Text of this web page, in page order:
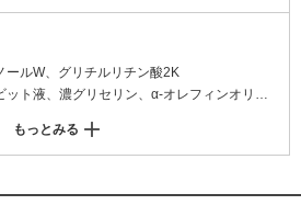
ールW、グリチルリチン酸2K
ット液、濃グリセリン、α-オレフィンオリゴ
コン、水添大豆リン脂質、PEG(120)、ジグリ
モツケエキス、ベニバナエキス-1、DL-リン
もっとみる